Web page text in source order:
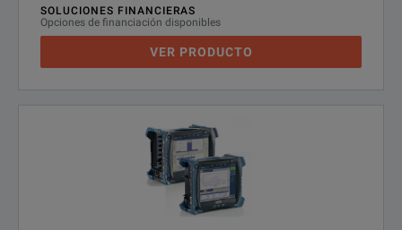
SOLUCIONES FINANCIERAS
Opciones de financiación disponibles
VER PRODUCTO